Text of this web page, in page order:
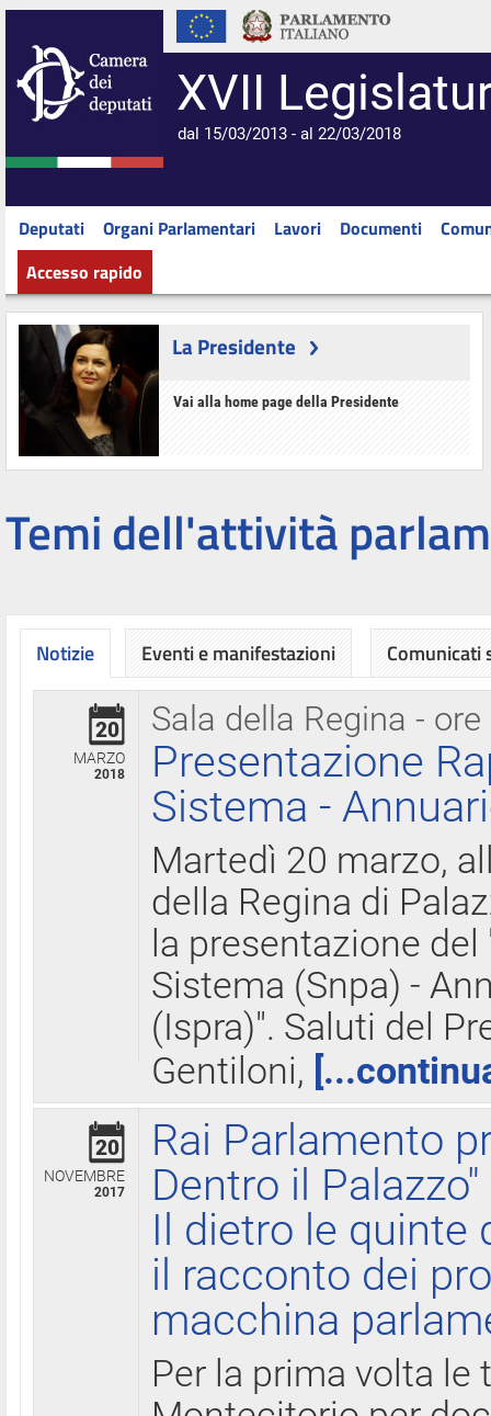
XVII
dal 15/03/2013 - al 22/03/2018
Deputati Organi Parlamentari Lavori Documenti
Accesso rapido
La Presidente
Vai alla home page della Presidente
Temi dell'attività
Notizie
Sala della Regina - ore
20
MARZO
2018
Presentazione
Sistema -
Martedì 20 marzo,
della Regina di
la presentazione
Sistema (Snpa) -
(Ispra)". Saluti del
Gentiloni,
20
NOVEMBRE
2017
Rai Parlamento
Dentro il Palazzo"
Il dietro le quinte
il racconto dei
macchina
Per la prima volta le
Eventi e manifestazioni Comunicati